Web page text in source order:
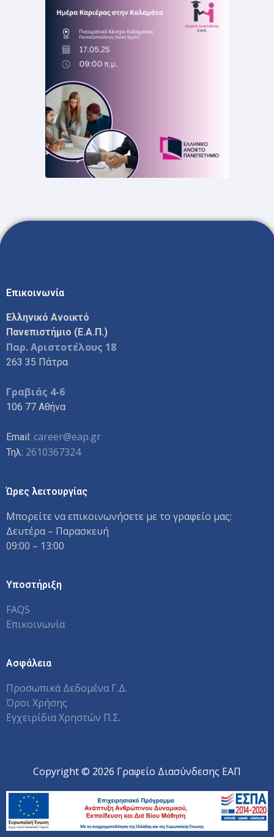
Επικοινωνία
Ελληνικό Ανοικτό
Πανεπιστήμιο (Ε.Α.Π.)
Παρ. Αριστοτέλους 18
263 35 Πάτρα
Γραβιάς 4-6
106 77 Αθήνα
Email: career@eap.gr
Τηλ: 2610367324
Ώρες λειτουργίας
Μπορείτε να επικοινωνήσετε με το γραφείο μας:
Δευτέρα – Παρασκευή
09:00 – 13:00
Υποστήριξη
FAQS
Επικοινωνία
Ασφάλεια
Προσωπικά Δεδομένα Γ.Δ.
Όροι Χρήσης
Εγχειρίδια Χρηστών Π.Σ.
Copyright © 2026 Γραφείο Διασύνδεσης ΕΑΠ